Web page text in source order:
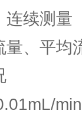
连续测量
量、平均